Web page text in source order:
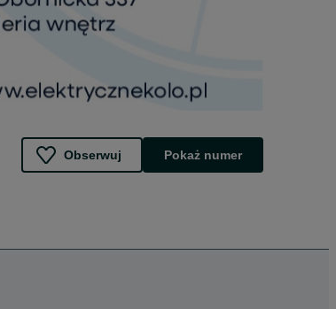
Obserwuj Pokaż numer